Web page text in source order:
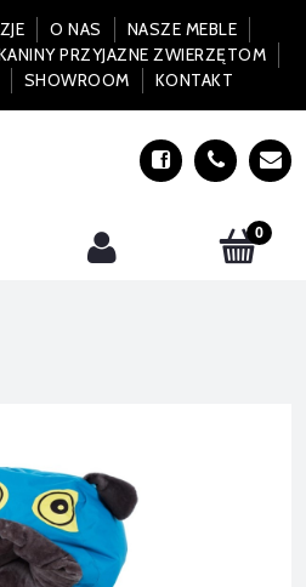
O NAS
NASZE MEBLE
PRZYJAZNE ZWIERZĘTOM
SHOWROOM KONTAKT